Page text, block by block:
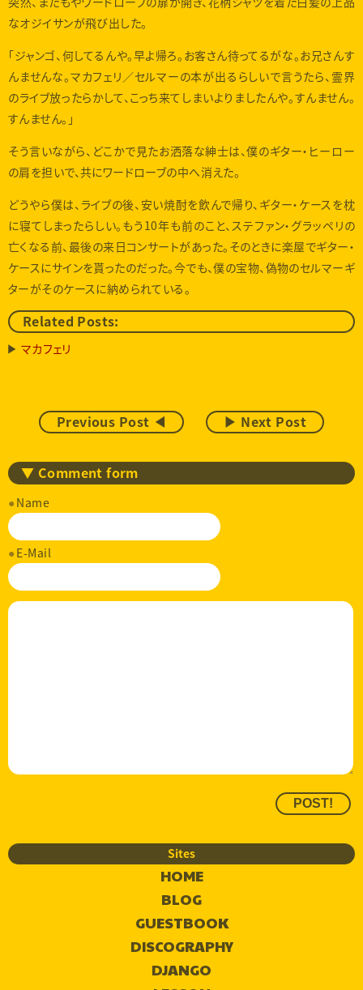
なオジイサンが飛び出した。
「ジャンゴ、何してるんや。早よ帰ろ。お客さん待ってるがな。お兄さんす
んませんな。マカフェリ／セルマーの本が出るらしいで言うたら、霊界
のライブ放ったらかして、こっち来てしまいよりましたんや。すんません。
すんません。」
そう言いながら、どこかで見たお洒落な紳士は、僕のギター・ヒーロー
の肩を担いで、共にワードローブの中へ消えた。
どうやら僕は、ライブの後、安い焼酎を飲んで帰り、ギター・ケースを枕
に寝てしまったらしい。もう10年も前のこと、ステファン・グラッペリの
亡くなる前、最後の来日コンサートがあった。そのときに楽屋でギター・
ケースにサインを貰ったのだった。今でも、僕の宝物、偽物のセルマーギ
ターがそのケースに納められている。
Related Posts:
マカフェリ
Previous Post ◀ ▶ Next Post
▼ Comment form
Name
E-Mail
Sites
HOME
BLOG
GUESTBOOK
DISCOGRAPHY
DJANGO